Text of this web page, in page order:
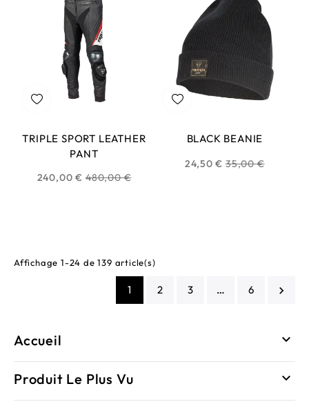
TRIPLE SPORT LEATHER
PANT
240,00 € Prix
480,00 €
BLACK BEANIE
24,50 € Prix
35,00 €
Affichage 1-24 de 139 article(s)
1 2 3 … 6 
Accueil 
Produit Le Plus Vu 